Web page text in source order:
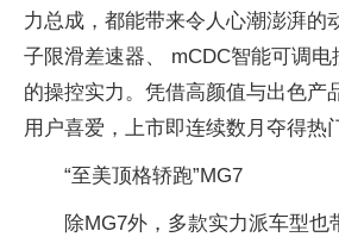
力总成，都能带来令人心潮澎湃的
子限滑差速器、 mCDC智能可调电
的操控实力。凭借高颜值与出色产
用户喜爱，上市即连续数月夺得热
“至美顶格轿跑”MG7
除MG7外，多款实力派车型也